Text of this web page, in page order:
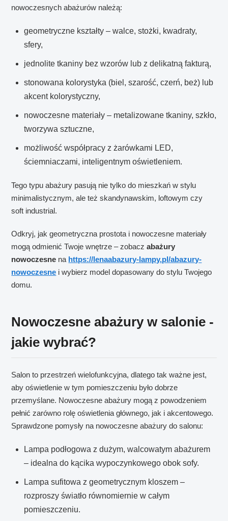
nowoczesnych abażurów należą:
geometryczne kształty – walce, stożki, kwadraty,
sfery,
jednolite tkaniny bez wzorów lub z delikatną fakturą,
stonowana kolorystyka (biel, szarość, czerń, beż) lub
akcent kolorystyczny,
nowoczesne materiały – metalizowane tkaniny, szkło,
tworzywa sztuczne,
możliwość współpracy z żarówkami LED,
ściemniaczami, inteligentnym oświetleniem.
Tego typu abażury pasują nie tylko do mieszkań w stylu
minimalistycznym, ale też skandynawskim, loftowym czy
soft industrial.
Odkryj, jak geometryczna prostota i nowoczesne materiały
mogą odmienić Twoje wnętrze – zobaczabażury
nowoczesne na https://lenaabazury-lampy.pl/abazury-
nowoczesne i wybierz model dopasowany do stylu Twojego
domu.
Nowoczesne abażury w salonie -
jakie wybrać?
Salon to przestrzeń wielofunkcyjna, dlatego tak ważne jest,
aby oświetlenie w tym pomieszczeniu było dobrze
przemyślane. Nowoczesne abażury mogą z powodzeniem
pełnić zarówno rolę oświetlenia głównego, jak i akcentowego.
Sprawdzone pomysły na nowoczesne abażury do salonu:
Lampa podłogowa z dużym, walcowatym abażurem
– idealna do kącika wypoczynkowego obok sofy.
Lampa sufitowa z geometrycznym kloszem –
rozproszy światło równomiernie w całym
pomieszczeniu.